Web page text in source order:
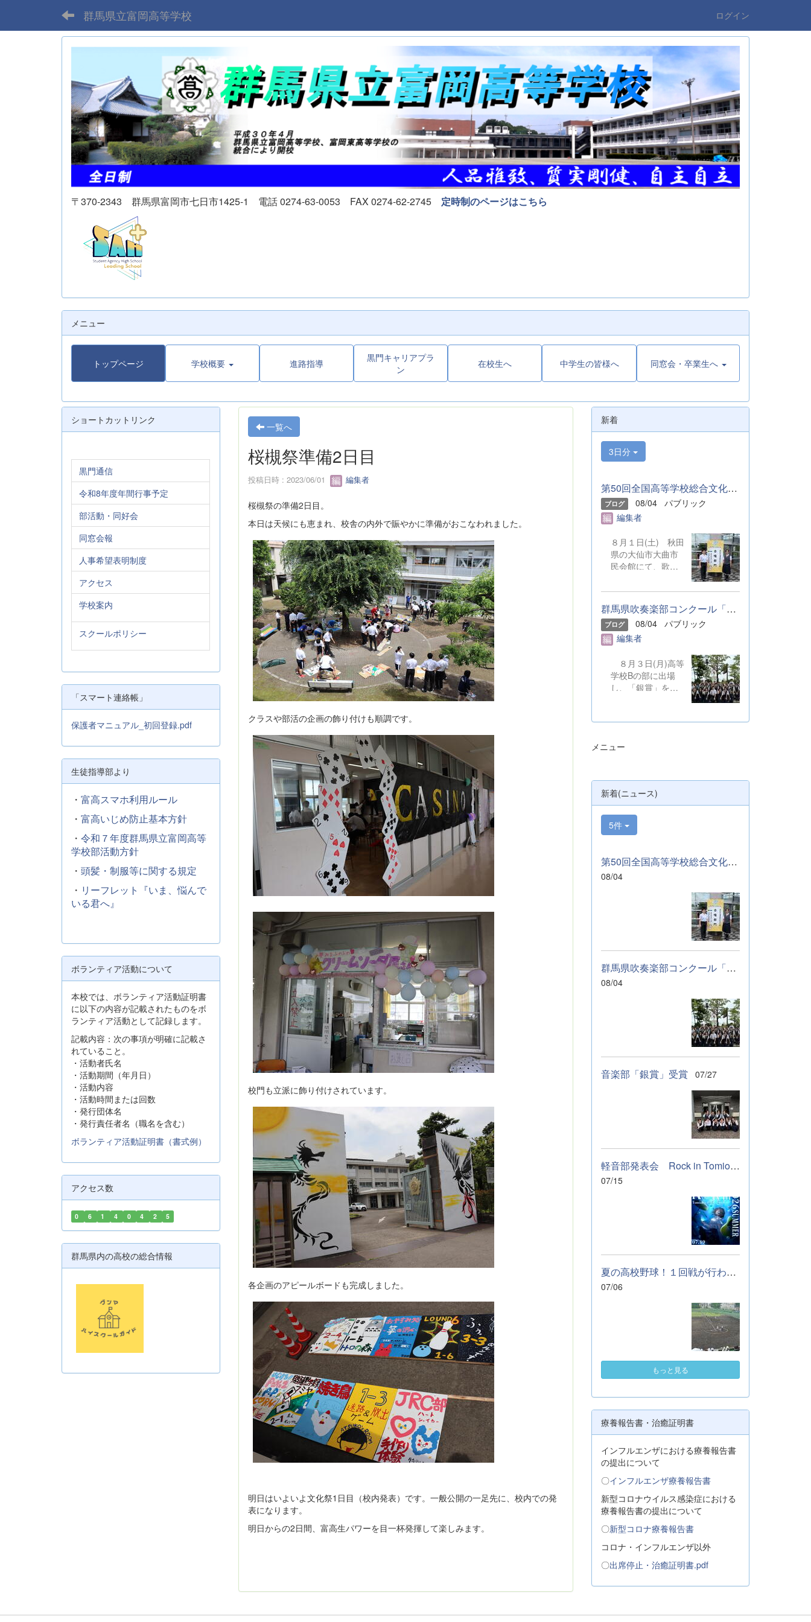
群馬県立富岡高等学校 ログイン
〒370-2343 群馬県富岡市七日市1425-1 電話 0274-63-0053 FAX 0274-62-2745 定時制のページはこちら
メニュー
トップページ 学校概要 進路指導
黒門キャリアプラ
ン
在校生へ 中学生の皆様へ 同窓会・卒業生へ
一覧へ
桜槻祭準備2日目
投稿日時 : 2023/06/01 編集者
桜槻祭の準備2日目。
本日は天候にも恵まれ、校舎の内外で賑やかに準備がおこなわれました。
クラスや部活の企画の飾り付けも順調です。
校門も立派に飾り付けされています。
各企画のアピールボードも完成しました。
明日はいよいよ文化祭1日目（校内発表）です。一般公開の一足先に、校内での発
表になります。
明日からの2日間、富高生パワーを目一杯発揮して楽しみます。
ショートカットリンク
黒門通信
令和8年度年間行事予定
部活動・同好会
同窓会報
人事希望表明制度
アクセス
学校案内
スクールポリシー
「スマート連絡帳」
保護者マニュアル_初回登録.pdf
生徒指導部より
・ 富高スマホ利用ルール
・ 富高いじめ防止基本方針
・ 令和７年度群馬県立富岡高等
学校部活動方針
・ 頭髪・制服等に関する規定
・ リーフレット『いま、悩んで
いる君へ』
ボランティア活動について
本校では、ボランティア活動証明書
に以下の内容が記載されたものをボ
ランティア活動として記録します。
記載内容：次の事項が明確に記載さ
れていること。
・活動者氏名
・活動期間（年月日）
・活動内容
・活動時間または回数
・発行団体名
・発行責任者名（職名を含む）
ボランティア活動証明書（書式例）
アクセス数
0 6 1 4 0 4 2 5
群馬県内の高校の総合情報
新着
3日分
第50回全国高等学校総合文化祭「音楽部」のご報告
ブログ 08/04
パブリック
編集者
８月１日(土) 秋田
県の大仙市大曲市
民会館にて、歌声
本校からは音楽部
の代表２名が、群
馬県合同合唱団の
一員として参加し
ました。 &nbsp;
群馬県吹奏楽部コンクール「銀賞」受賞しました
ブログ 08/04
パブリック
編集者
８月３日(月)高等
学校Bの部に出場
し、「銀賞」を受
OGのご支援のも
してきました。ご
ざいました。 明
日から本校吹奏楽
部は、ソロやアン
サンブルのコンテ
ストに向けて始動
き、応援をよろし
くお願いいたしま
す。 &nbsp; &nbsp;
メニュー
新着(ニュース)
5件
第50回全国高等学校総合文化祭「音楽部」のご報告
08/04
群馬県吹奏楽部コンクール「銀賞」受賞しました
08/04
音楽部「銀賞」受賞 07/27
軽音部発表会 Rock in Tomioka High school 開催します
07/15
夏の高校野球！１回戦が行われました。
07/06
もっと見る
療養報告書・治癒証明書
インフルエンザにおける療養報告書
の提出について
〇インフルエンザ療養報告書
新型コロナウイルス感染症における
療養報告書の提出について
〇新型コロナ療養報告書
コロナ・インフルエンザ以外
〇出席停止・治癒証明書.pdf